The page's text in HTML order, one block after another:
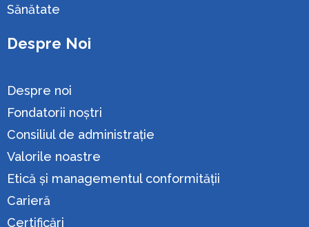
Sănătate
Despre Noi
Despre noi
Fondatorii noștri
Consiliul de administrație
Valorile noastre
Etică și managementul conformității
Carieră
Certificări